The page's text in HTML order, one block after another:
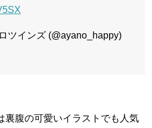
ツインズ (@ayano_happy)
裏腹の可愛いイラストでも人気